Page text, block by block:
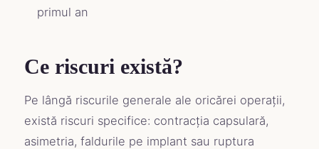
primul an
Ce riscuri există?
Pe lângă riscurile generale ale oricărei operații,
există riscuri specifice: contracția capsulară,
asimetria, faldurile pe implant sau ruptura